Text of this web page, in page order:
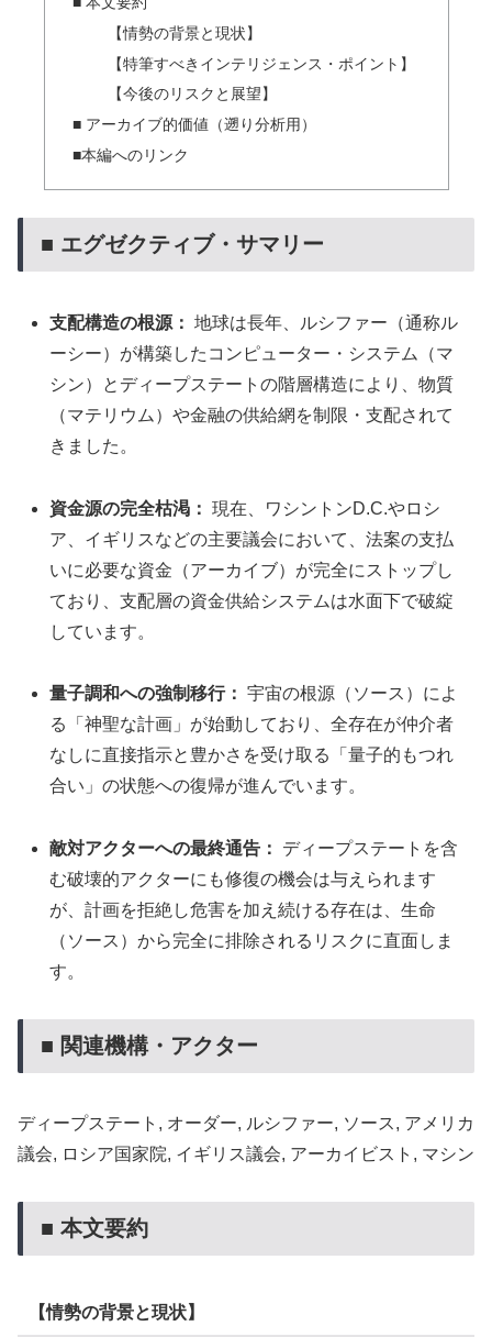
【情勢の背景と現状】
【特筆すべきインテリジェンス・ポイント】
【今後のリスクと展望】
■ アーカイブ的価値（遡り分析用）
■本編へのリンク
■ エグゼクティブ・サマリー
支配構造の根源： 地球は長年、ルシファー（通称ル
ーシー）が構築したコンピューター・システム（マ
シン）とディープステートの階層構造により、物質
（マテリウム）や金融の供給網を制限・支配されて
きました。
資金源の完全枯渇： 現在、ワシントンD.C.やロシ
ア、イギリスなどの主要議会において、法案の支払
いに必要な資金（アーカイブ）が完全にストップし
ており、支配層の資金供給システムは水面下で破綻
しています。
量子調和への強制移行： 宇宙の根源（ソース）によ
る「神聖な計画」が始動しており、全存在が仲介者
なしに直接指示と豊かさを受け取る「量子的もつれ
合い」の状態への復帰が進んでいます。
敵対アクターへの最終通告：
ディープステートを含
む破壊的アクターにも修復の機会は与えられます
が、計画を拒絶し危害を加え続ける存在は、生命
（ソース）から完全に排除されるリスクに直面しま
す。
■ 関連機構・アクター
ディープステート, オーダー, ルシファー, ソース, アメリカ
議会, ロシア国家院, イギリス議会, アーカイビスト, マシン
■ 本文要約
【情勢の背景と現状】